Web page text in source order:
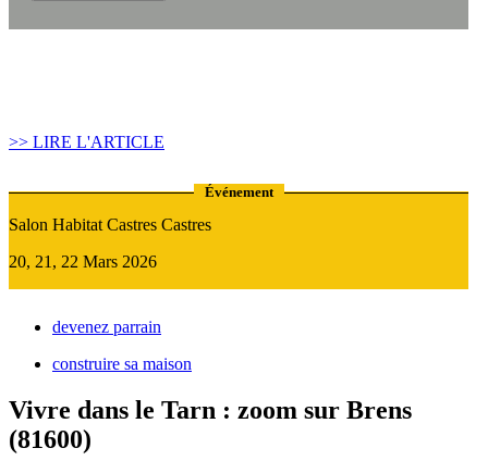
>> LIRE L'ARTICLE
Événement
Salon Habitat Castres Castres
20, 21, 22 Mars 2026
devenez parrain
construire sa maison
Vivre dans le Tarn : zoom sur Brens
(81600)